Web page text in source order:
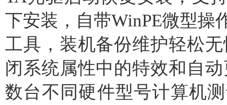
下安装，自带WinPE微型操
工具，装机备份维护轻松
闭系统属性中的特效和自
数台不同硬件型号计算机